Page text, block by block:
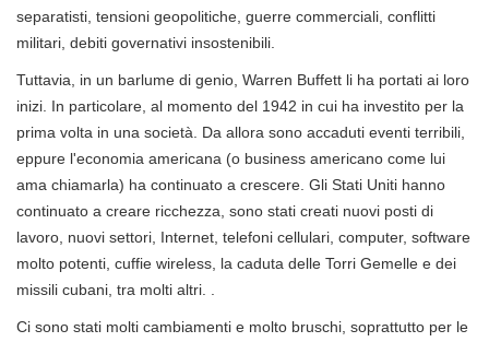
separatisti, tensioni geopolitiche, guerre commerciali, conflitti
militari, debiti governativi insostenibili.
Tuttavia, in un barlume di genio, Warren Buffett li ha portati ai loro
inizi. In particolare, al momento del 1942 in cui ha investito per la
prima volta in una società. Da allora sono accaduti eventi terribili,
eppure l'economia americana (o business americano come lui
ama chiamarla) ha continuato a crescere. Gli Stati Uniti hanno
continuato a creare ricchezza, sono stati creati nuovi posti di
lavoro, nuovi settori, Internet, telefoni cellulari, computer, software
molto potenti, cuffie wireless, la caduta delle Torri Gemelle e dei
missili cubani, tra molti altri. .
Ci sono stati molti cambiamenti e molto bruschi, soprattutto per le